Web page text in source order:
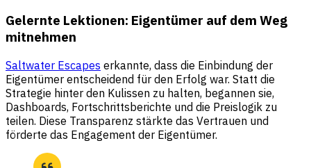
Gelernte Lektionen: Eigentümer auf dem Weg
mitnehmen
Saltwater Escapes erkannte, dass die Einbindung der
Eigentümer entscheidend für den Erfolg war. Statt die
Strategie hinter den Kulissen zu halten, begannen sie,
Dashboards, Fortschrittsberichte und die Preislogik zu
teilen. Diese Transparenz stärkte das Vertrauen und
förderte das Engagement der Eigentümer.